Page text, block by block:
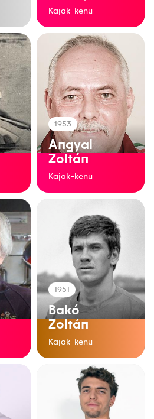
Kajak-kenu
1953
Angyal
Zoltán
Kajak-kenu
1951
Bakó
Zoltán
Kajak-kenu